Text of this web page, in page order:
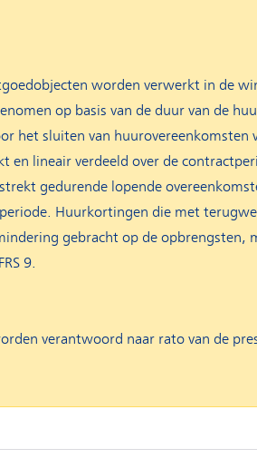
worden verwerkt in de
op basis van de duur van de
het sluiten van
en lineair verdeeld over de
gedurende lopende
Huurkortingen die met
gebracht op de opbrengsten,
9.
verantwoord naar rato van de